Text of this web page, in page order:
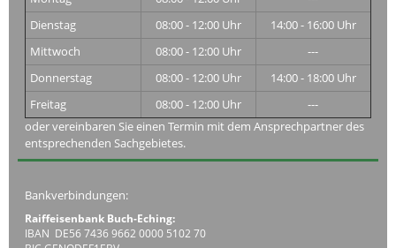
Dienstag
08:00 - 12:00 Uhr
14:00 - 16:00 Uhr
Mittwoch
08:00 - 12:00 Uhr
---
Donnerstag
08:00 - 12:00 Uhr
14:00 - 18:00 Uhr
Freitag
08:00 - 12:00 Uhr
---
oder vereinbaren Sie einen Termin mit dem Ansprechpartner des
entsprechenden Sachgebietes.
Bankverbindungen:
Raiffeisenbank Buch-Eching:
IBAN DE56 7436 9662 0000 5102 70